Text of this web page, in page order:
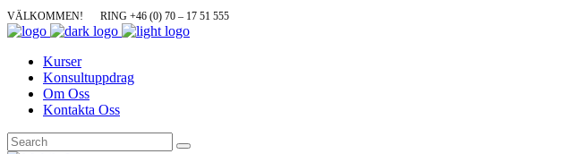
VÄLKOMMEN! RING +46 (0) 70 – 17 51 555
Kurser
Konsultuppdrag
Om Oss
Kontakta Oss